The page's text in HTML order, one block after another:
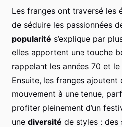
Les franges ont traversé les
de séduire les passionnées
popularité s’explique par
elles apportent une touche
rappelant les années 70 et
Ensuite, les franges ajoutent
mouvement à une tenue,
profiter pleinement d’un
une diversité de styles : des